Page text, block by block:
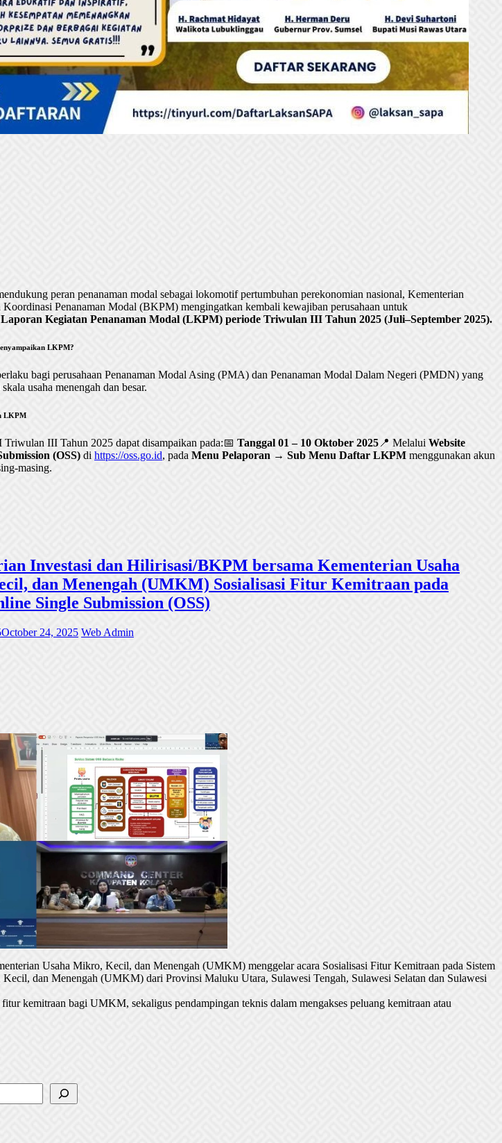
peran penanaman modal sebagai lokomotif pertumbuhan perekonomian nasional, Kementerian
Koordinasi Penanaman Modal (BKPM) mengingatkan kembali kewajiban perusahaan untuk
Laporan Kegiatan Penanaman Modal (LKPM) periode Triwulan III Tahun 2025 (Juli–September 2025).
LKPM?
bagi perusahaan Penanaman Modal Asing (PMA) dan Penanaman Modal Dalam Negeri (PMDN) yang
usaha menengah dan besar.
LKPM
III Tahun 2025 dapat disampaikan pada:📅 Tanggal 01 – 10 Oktober 2025 📍 Melalui Website
(OSS) di https://oss.go.id, pada Menu Pelaporan → Sub Menu Daftar LKPM menggunakan akun
masing.
Investasi dan Hilirisasi/BKPM bersama Kementerian Usaha
dan Menengah (UMKM) Sosialisasi Fitur Kemitraan pada
Single Submission (OSS)
October 24, 2025 Web Admin
Usaha Mikro, Kecil, dan Menengah (UMKM) menggelar acara Sosialisasi Fitur Kemitraan pada Sistem
dan Menengah (UMKM) dari Provinsi Maluku Utara, Sulawesi Tengah, Sulawesi Selatan dan Sulawesi
kemitraan bagi UMKM, sekaligus pendampingan teknis dalam mengakses peluang kemitraan atau